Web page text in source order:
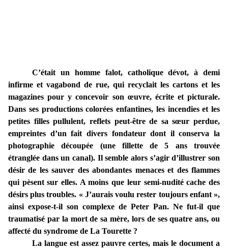
C’était un homme falot, catholique dévot, à demi
infirme et vagabond de rue, qui recyclait les cartons et les
magazines pour y concevoir son œuvre, écrite et picturale.
Dans ses productions colorées enfantines, les incendies et les
petites filles pullulent, reflets peut-être de sa sœur perdue,
empreintes d’un fait divers fondateur dont il conserva la
photographie découpée (une fillette de 5 ans trouvée
étranglée dans un canal). Il semble alors s’agir d’illustrer son
désir de les sauver des abondantes menaces et des flammes
qui pèsent sur elles. A moins que leur semi-nudité cache des
désirs plus troubles. « J’aurais voulu rester toujours enfant »,
ainsi expose-t-il son complexe de Peter Pan. Ne fut-il que
traumatisé par la mort de sa mère, lors de ses quatre ans, ou
affecté du syndrome de La Tourette ?
La langue est assez pauvre certes, mais le document a